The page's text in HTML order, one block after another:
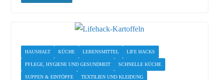
HAUSHALT KÜCHE LEBENSMITTEL LIFE HACKS
PFLEGE, HYGIENE UND GESUNDHEIT SCHNELLE KÜCHE
SUPPEN & EINTÖPFE TEXTILIEN UND KLEIDUNG